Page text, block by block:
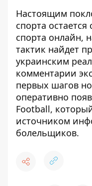
Настоящим
спорта
спорта онлайн,
тактик найдет
украинским
комментарии
первых шагов
оперативно
Football,
источником
болельщиков.